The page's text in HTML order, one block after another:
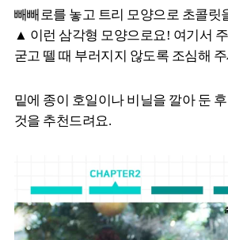
빼빼로를 놓고 트리 모양으로 초콜릿
▲ 이런 삼각형 모양으로요! 여기서
굳고 뗄 때 부러지지 않도록 조심해
밑에 종이 호일이나 비닐을 깔아 둔
것을 추천드려요.